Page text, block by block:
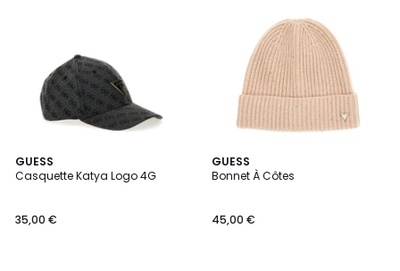
GUESS
Casquette Katya Logo 4G
€.
35,00 €
2
Couleurs
GUESS
Bonnet À Côtes
45,00 €